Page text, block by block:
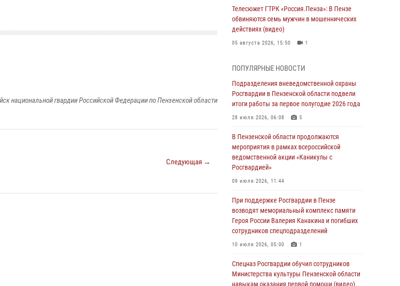
национальной гвардии Российской Федерации по Пензенской области
Следующая →
Телесюжет ГТРК «Россия.Пенза»: В Пензе
обвиняются семь мужчин в мошеннических
действиях (видео)
05 августа 2026, 15:50 1
легендарного генерала Яковлева
05 августа 2026, 07:00
Сотрудники пензенского ОМОН «Страж»
познакомили участников сборов «Гвардеец»
05 августа 2026, 06:15 6
В Пензе сотрудники Росгвардии оказали
помощь дезориентированному пенсионеру
05 августа 2026, 04:00
В Пензе при силовой поддержке Росгвардии
пресечена деятельность ОПГ,
маскировавшейся под реабилитационный
центр (видео)
04 августа 2026, 07:05
В Управлении Росгвардии по Пензенской
области подвели итоги работы за первое
ПОПУЛЯРНЫЕ НОВОСТИ
Подразделения вневедомственной охраны
Росгвардии в Пензенской области подвели
итоги работы за первое полугодие 2026 года
28 июля 2026, 06:08 5
В Пензенской области продолжаются
мероприятия в рамках всероссийской
ведомственной акции «Каникулы с
Росгвардией»
09 июля 2026, 11:44
При поддержке Росгвардии в Пензе
возводят мемориальный комплекс памяти
Героя России Валерия Канакина и погибших
сотрудников спецподразделений
10 июля 2026, 05:00 1
Спецназ Росгвардии обучил сотрудников
Министерства культуры Пензенской области
навыкам оказания первой помощи (видео)